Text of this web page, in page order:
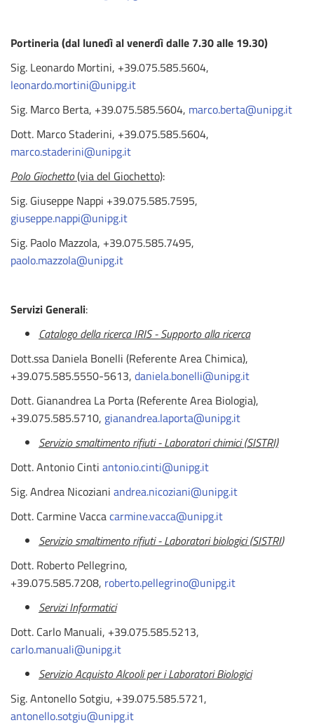
Portineria (dal lunedì al venerdì dalle 7.30 alle 19.30)
Sig. Leonardo Mortini, +39.075.585.5604,
leonardo.mortini@unipg.it
Sig. Marco Berta, +39.075.585.5604, marco.berta@unipg.it
Dott. Marco Staderini, +39.075.585.5604,
marco.staderini@unipg.it
Polo Giochetto(via del Giochetto):
Sig. Giuseppe Nappi +39.075.585.7595,
giuseppe.nappi@unipg.it
Sig. Paolo Mazzola, +39.075.585.7495,
paolo.mazzola@unipg.it
Servizi Generali:
Catalogo della ricerca IRIS - Supporto alla ricerca
Dott.ssa Daniela Bonelli (Referente Area Chimica),
+39.075.585.5550-5613, daniela.bonelli@unipg.it
Dott. Gianandrea La Porta (Referente Area Biologia),
+39.075.585.5710, gianandrea.laporta@unipg.it
Servizio smaltimento rifiuti - Laboratori chimici (SISTRI)
Dott. Antonio Cinti antonio.cinti@unipg.it
Sig. Andrea Nicoziani andrea.nicoziani@unipg.it
Dott. Carmine Vaccacarmine.vacca@unipg.it
Servizio smaltimento rifiuti - Laboratori biologici (SISTRI)
Dott. Roberto Pellegrino,
+39.075.585.7208, roberto.pellegrino@unipg.it
Servizi Informatici
Dott. Carlo Manuali, +39.075.585.5213,
carlo.manuali@unipg.it
Servizio Acquisto Alcooli per i Laboratori Biologici
Sig. Antonello Sotgiu, +39.075.585.5721,
antonello.sotgiu@unipg.it